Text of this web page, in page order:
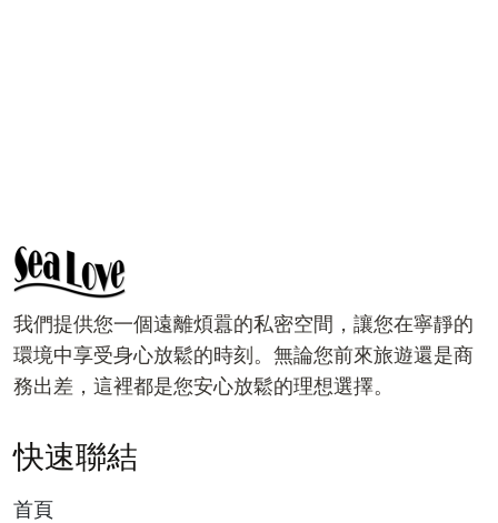
我們提供您一個遠離煩囂的私密空間，讓您在寧靜的
環境中享受身心放鬆的時刻。無論您前來旅遊還是商
務出差，這裡都是您安心放鬆的理想選擇。
快速聯結
首頁